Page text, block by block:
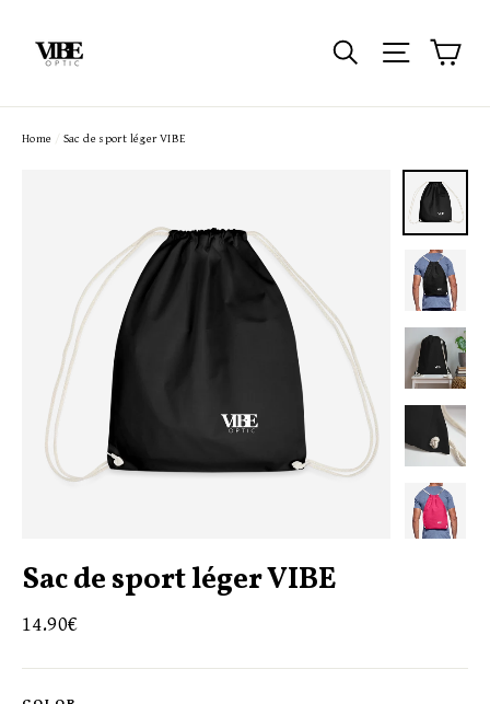
contenu
Rechercher
Home / Sac de sport léger VIBE
Sac de sport léger VIBE
Prix
14.90€